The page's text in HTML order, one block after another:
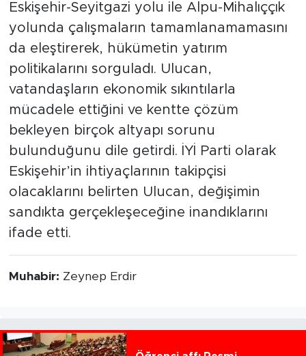
Eskişehir-Seyitgazi yolu ile Alpu-Mihalıççık
yolunda çalışmaların tamamlanamamasını
da eleştirerek, hükümetin yatırım
politikalarını sorguladı. Ulucan,
vatandaşların ekonomik sıkıntılarla
mücadele ettiğini ve kentte çözüm
bekleyen birçok altyapı sorunu
bulunduğunu dile getirdi. İYİ Parti olarak
Eskişehir’in ihtiyaçlarının takipçisi
olacaklarını belirten Ulucan, değişimin
sandıkta gerçekleşeceğine inandıklarını
ifade etti.
Muhabir: Zeynep Erdir